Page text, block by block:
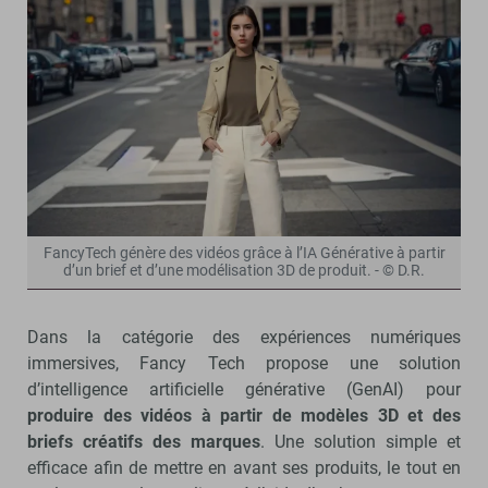
FancyTech génère des vidéos grâce à l’IA Générative à partir
d’un brief et d’une modélisation 3D de produit. - © D.R.
Dans la catégorie des expériences numériques
immersives, Fancy Tech propose une solution
d’intelligence artificielle générative (GenAI) pour
produire des vidéos à partir de modèles 3D et des
briefs créatifs des marques. Une solution simple et
efficace afin de mettre en avant ses produits, le tout en